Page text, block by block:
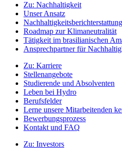
Zu: Nachhaltigkeit
Unser Ansatz
Nachhaltigkeitsberichterstattung
Roadmap zur Klimaneutralität
Tätigkeit im brasilianischen
Ansprechpartner für
Zu: Karriere
Stellenangebote
Studierende und Absolventen
Leben bei Hydro
Berufsfelder
Lerne unsere Mitarbeitenden
Bewerbungsprozess
Kontakt und FAQ
Zu: Investors